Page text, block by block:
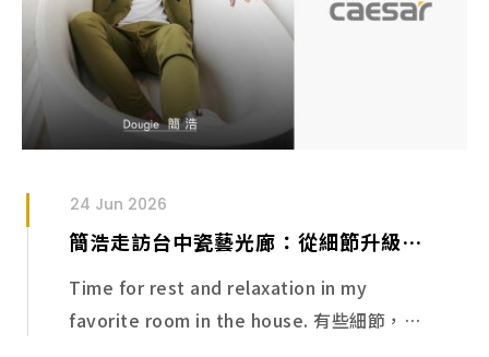
24 Jun 2026
簡浩走訪台中瓷藝光廊：從細節升級衛浴日常
Time for rest and relaxation in my
favorite room in the house. 有些細節，真